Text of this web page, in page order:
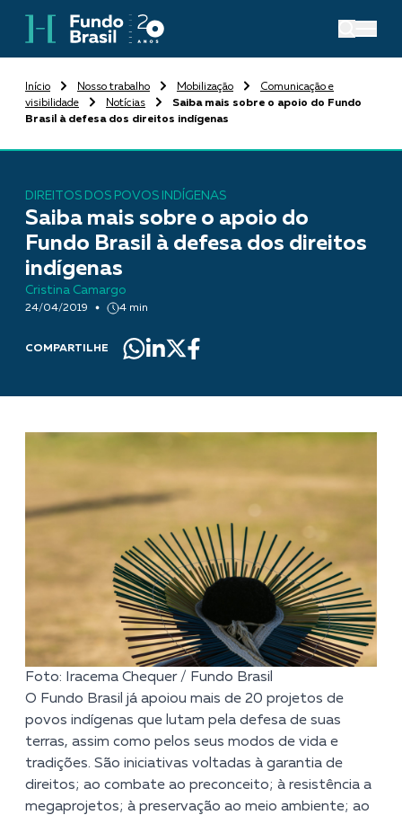
Início Nosso trabalho Mobilização
Comunicação e
visibilidade
Notícias
Saiba mais sobre o apoio do Fundo
Brasil à defesa dos direitos indígenas
DIREITOS DOS POVOS INDÍGENAS
Saiba mais sobre o apoio do
Fundo Brasil à defesa dos direitos
indígenas
Cristina Camargo
24/04/2019 4 min
COMPARTILHE
Foto: Iracema Chequer / Fundo Brasil
O Fundo Brasil já apoiou mais de 20 projetos de
povos indígenas que lutam pela defesa de suas
terras, assim como pelos seus modos de vida e
tradições. São iniciativas voltadas à garantia de
direitos; ao combate ao preconceito; à resistência a
megaprojetos; à preservação ao meio ambiente; ao